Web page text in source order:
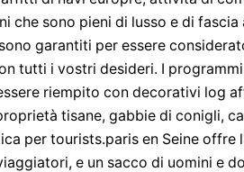
che sono pieni di lusso e di
garantiti per essere
tutti i vostri desideri. I
riempito con decorativi log
tisane, gabbie di conigli,
per tourists.paris en Seine offre
e un sacco di uomini e